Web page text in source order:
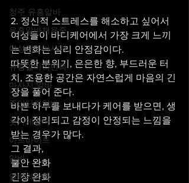
청주 유흥알바
유흥알바채용중
여성천안마사지
유흥알바의민족
마사지 알바
주안단기알바
옷가게알바
아르바이트
알바
알바의민족
2. 정신적 스트레스를 해소하고 싶어서
여성들이 바디케어에서 가장 크게 느끼
는 변화는 심리 안정감이다.
따뜻한 분위기, 은은한 향, 부드러운 터
치, 조용한 공간은 자연스럽게 마음의 긴
장을 풀어 준다.
바쁜 하루를 보내다가 케어를 받으면, 생
각이 정리되고 감정이 안정되는 느낌을
받는 경우가 많다.
그 결과,
불안 완화
긴장 완화